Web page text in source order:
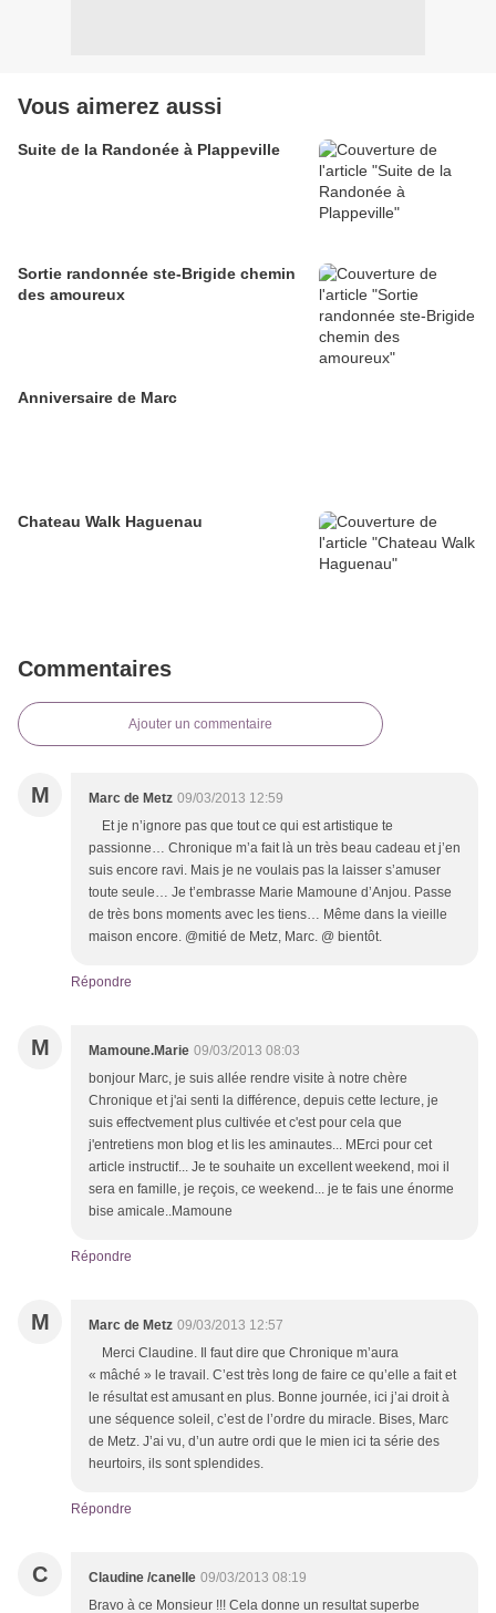
Vous aimerez aussi
Suite de la Randonée à Plappeville
Sortie randonnée ste-Brigide chemin
des amoureux
Anniversaire de Marc
Chateau Walk Haguenau
Commentaires
Ajouter un commentaire
M Marc de Metz 09/03/2013 12:59
Et je n’ignore pas que tout ce qui est artistique te
passionne… Chronique m’a fait là un très beau cadeau et j’en
suis encore ravi. Mais je ne voulais pas la laisser s’amuser
toute seule… Je t’embrasse Marie Mamoune d’Anjou. Passe
de très bons moments avec les tiens… Même dans la vieille
maison encore. @mitié de Metz, Marc. @ bientôt.
Répondre
M Mamoune.Marie 09/03/2013 08:03
bonjour Marc, je suis allée rendre visite à notre chère
Chronique et j'ai senti la différence, depuis cette lecture, je
suis effectvement plus cultivée et c'est pour cela que
j'entretiens mon blog et lis les aminautes... MErci pour cet
article instructif... Je te souhaite un excellent weekend, moi il
sera en famille, je reçois, ce weekend... je te fais une énorme
bise amicale..Mamoune
Répondre
M Marc de Metz 09/03/2013 12:57
Merci Claudine. Il faut dire que Chronique m’aura
« mâché » le travail. C’est très long de faire ce qu’elle a fait et
le résultat est amusant en plus. Bonne journée, ici j’ai droit à
une séquence soleil, c’est de l’ordre du miracle. Bises, Marc
de Metz. J’ai vu, d’un autre ordi que le mien ici ta série des
heurtoirs, ils sont splendides.
Répondre
C Claudine /canelle 09/03/2013 08:19
Bravo à ce Monsieur !!! Cela donne un resultat superbe